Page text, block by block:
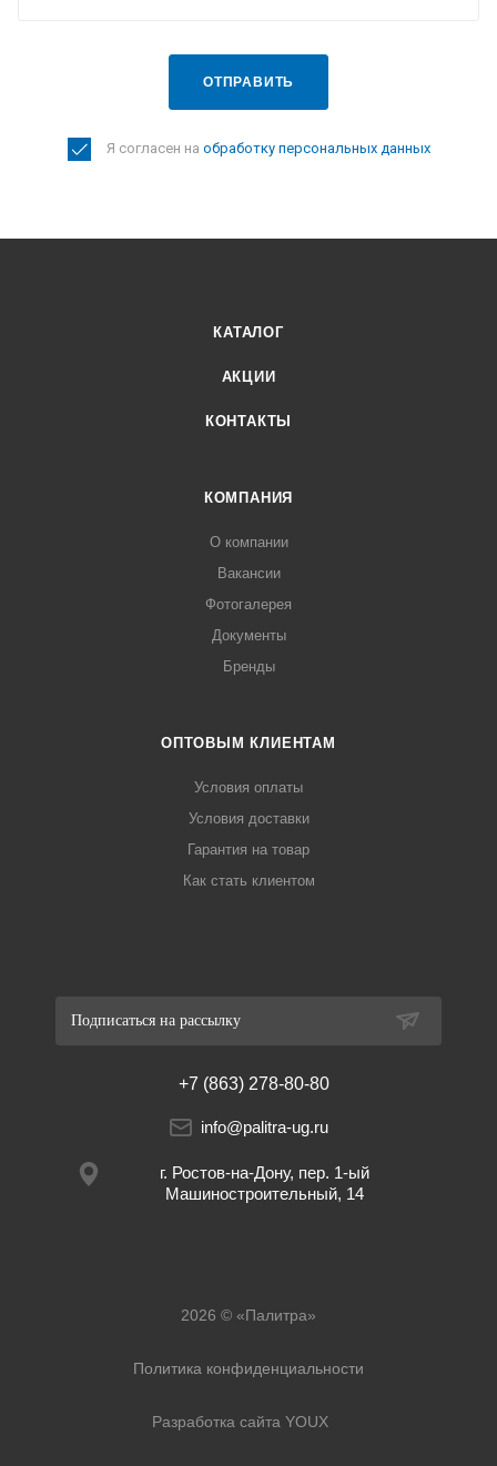
ОТПРАВИТЬ
Я согласен на обработку персональных данных
КАТАЛОГ
АКЦИИ
КОНТАКТЫ
КОМПАНИЯ
О компании
Вакансии
Фотогалерея
Документы
Бренды
ОПТОВЫМ КЛИЕНТАМ
Условия оплаты
Условия доставки
Гарантия на товар
Как стать клиентом
Подписаться на рассылку
+7 (863) 278-80-80
info@palitra-ug.ru
г. Ростов-на-Дону, пер. 1-ый
Машиностроительный, 14
2026 © «Палитра»
Политика конфиденциальности
Разработка сайта YOUX